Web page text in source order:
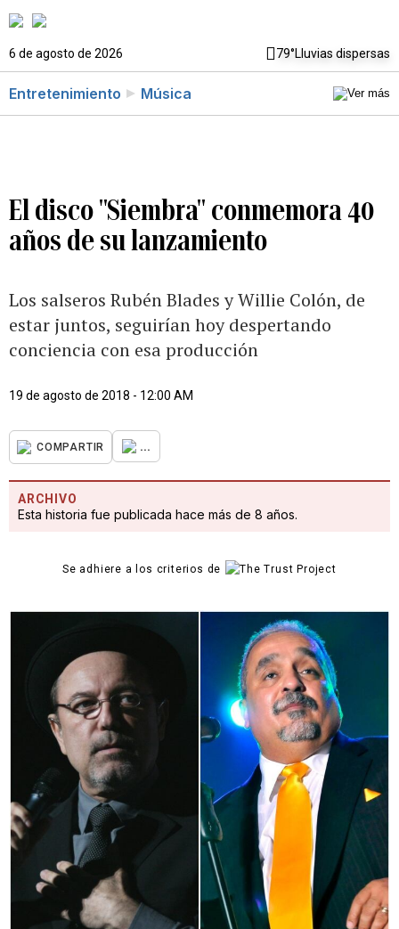
6 de agosto de 2026 79°Lluvias dispersas
Entretenimiento Música
El disco "Siembra" conmemora 40
años de su lanzamiento
Los salseros Rubén Blades y Willie Colón, de
estar juntos, seguirían hoy despertando
conciencia con esa producción
19 de agosto de 2018 - 12:00 AM
COMPARTIR ...
ARCHIVO
Esta historia fue publicada hace más de 8 años.
Se adhiere a los criterios de